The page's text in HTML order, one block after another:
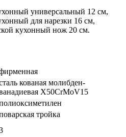
универсальный 12 см,
для нарезки 16 см,
кухонный нож 20 см.
кованая молибден-
X50CrMoV15
тройка